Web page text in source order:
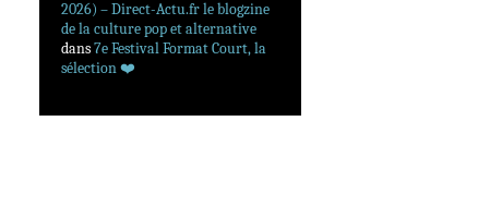
2026) – Direct-Actu.fr le blogzine
de la culture pop et alternative
dans7e Festival Format Court, la
sélection ❤️‍